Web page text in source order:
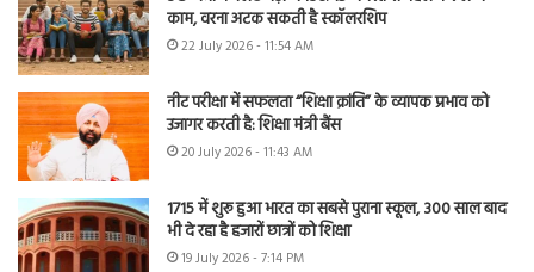
काम, वरना अटक सकती है स्कॉलरशिप
22 July 2026 - 11:54 AM
नीट परीक्षा में सफलता “शिक्षा क्रांति” के व्यापक प्रभाव को
उजागर करती है: शिक्षा मंत्री बैंस
20 July 2026 - 11:43 AM
1715 में शुरू हुआ भारत का सबसे पुराना स्कूल, 300 साल बाद
भी दे रहा है हजारों छात्रों को शिक्षा
19 July 2026 - 7:14 PM